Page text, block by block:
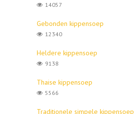
14057
Gebonden kippensoep
12340
Heldere kippensoep
9138
Thaise kippensoep
5566
Traditionele simpele kippensoep